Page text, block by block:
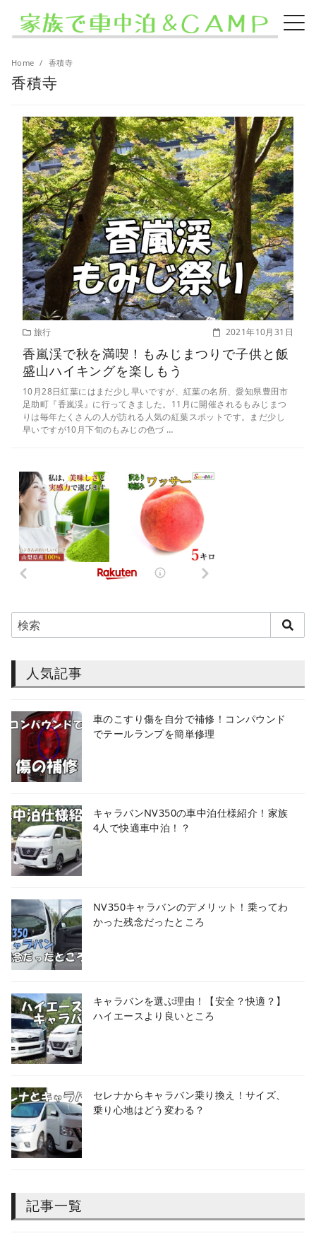
Home 香積寺
香積寺
旅行 2021年10月31日
香嵐渓で秋を満喫！もみじまつりで子供と飯
盛山ハイキングを楽しもう
10月28日紅葉にはまだ少し早いですが、紅葉の名所、愛知県豊田市
足助町『香嵐渓』に行ってきました。11月に開催されるもみじまつ
りは毎年たくさんの人が訪れる人気の紅葉スポットです。まだ少し
早いですが10月下旬のもみじの色づ …
人気記事
車のこすり傷を自分で補修！コンパウンド
でテールランプを簡単修理
キャラバンNV350の車中泊仕様紹介！家族
4人で快適車中泊！？
NV350キャラバンのデメリット！乗ってわ
かった残念だったところ
キャラバンを選ぶ理由！【安全？快適？】
ハイエースより良いところ
セレナからキャラバン乗り換え！サイズ、
乗り心地はどう変わる？
記事一覧